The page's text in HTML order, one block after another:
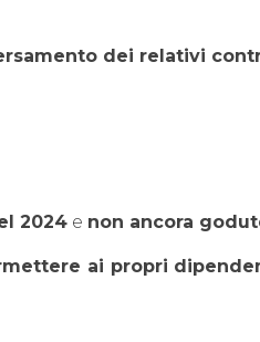
dei relativi
2024 e non ancora
ai propri